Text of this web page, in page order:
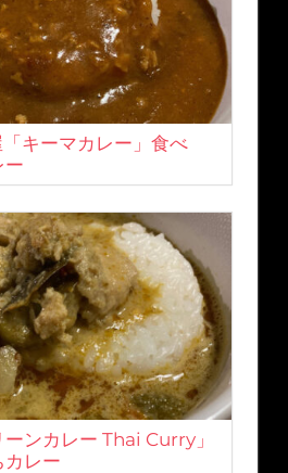
キーマカレー」食べ
ー
ンカレー Thai Curry」
カレー